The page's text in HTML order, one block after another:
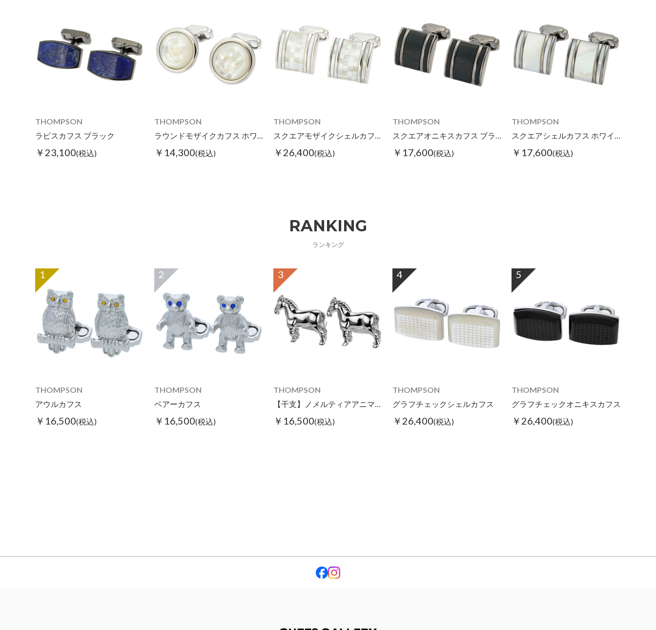
THOMPSON
ラピスカフス ブラック
￥23,100(税込)
THOMPSON
ラウンドモザイクカフス ホワイト
￥14,300(税込)
THOMPSON
スクエアモザイクシェルカフス ホワイト
￥26,400(税込)
THOMPSON
スクエアオニキスカフス ブラック
￥17,600(税込)
THOMPSON
スクエアシェルカフス ホワイト
￥17,600(税込)
RANKING
ランキング
1
THOMPSON
アウルカフス
￥16,500(税込)
2
THOMPSON
ベアーカフス
￥16,500(税込)
3
THOMPSON
【干支】ノメルティアアニマルズ ホースカフス
￥16,500(税込)
4
THOMPSON
グラフチェックシェルカフス
￥26,400(税込)
5
THOMPSON
グラフチェックオニキスカフス
￥26,400(税込)